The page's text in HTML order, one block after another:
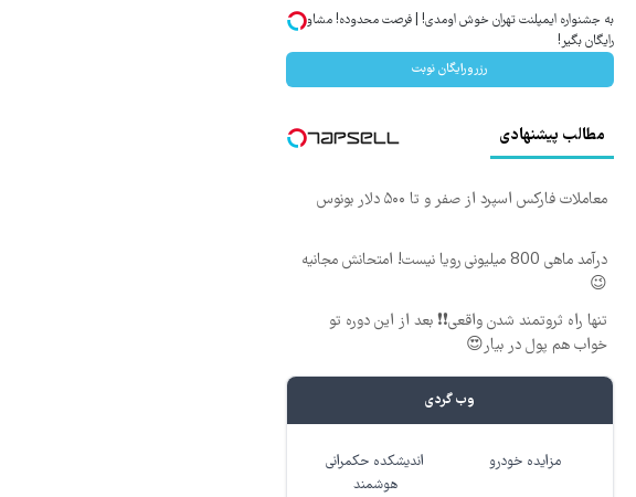
به جشنواره ایمپلنت تهران خوش اومدی! | فرصت محدوده! مشاوره
رایگان بگیر!
رزرورایگان نوبت
مطالب پیشنهادی
معاملات فارکس اسپرد از صفر و تا ۵۰۰ دلار بونوس
درآمد ماهی 800 میلیونی رویا نیست! امتحانش مجانیه
😉
تنها راه ثروتمند شدن واقعی❗❗ بعد از این دوره تو
خواب هم پول در بیار😍
وب گردی
مزایده خودرو
اندیشکده حکمرانی
هوشمند